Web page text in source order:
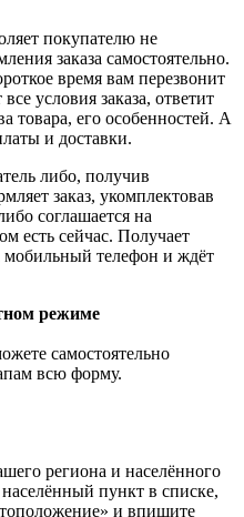
покупателю не
заказа самостоятельно.
время вам перезвонит
условия заказа, ответит
товара, его особенностей. А
и доставки.
либо, получив
заказ, укомплектовав
соглашается на
есть сейчас. Получает
мобильный телефон и ждёт
режиме
самостоятельно
всю форму.
региона и населённого
пункт в списке,
и впишите